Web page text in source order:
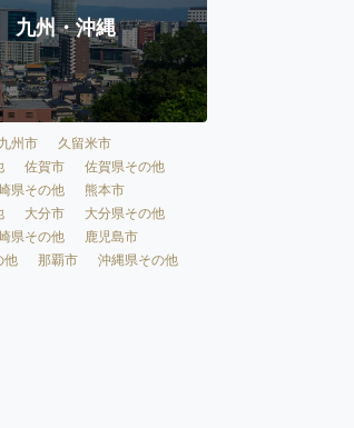
九州・沖縄
州市
久留米市
佐賀市
佐賀県その他
県その他
熊本市
大分市
大分県その他
県その他
鹿児島市
他
那覇市 沖縄県その他